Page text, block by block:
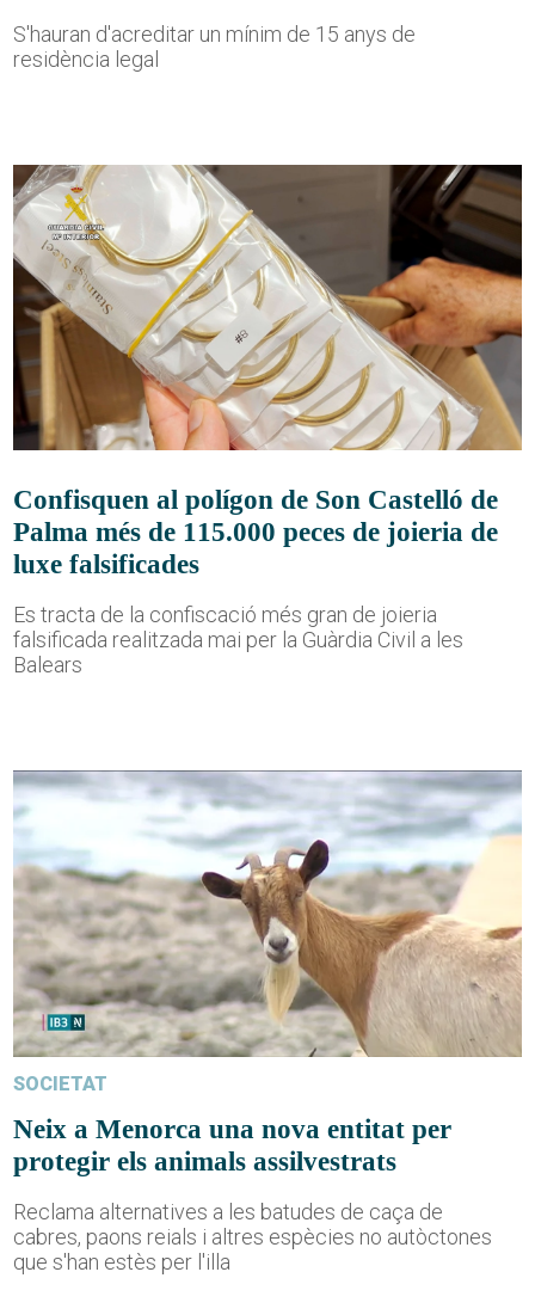
S'hauran d'acreditar un mínim de 15 anys de
residència legal
Confisquen al polígon de Son Castelló de
Palma més de 115.000 peces de joieria de
luxe falsificades
Es tracta de la confiscació més gran de joieria
falsificada realitzada mai per la Guàrdia Civil a les
Balears
SOCIETAT
Neix a Menorca una nova entitat per
protegir els animals assilvestrats
Reclama alternatives a les batudes de caça de
cabres, paons reials i altres espècies no autòctones
que s'han estès per l'illa